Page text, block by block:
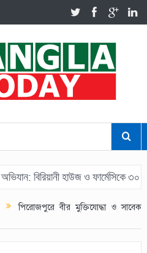
বিরিয়ানী হাউজ ও ফার্মেসিকে ৩০ হাজার
পিরোজপুরে বীর মুক্তিযোদ্ধা ও সাবেক